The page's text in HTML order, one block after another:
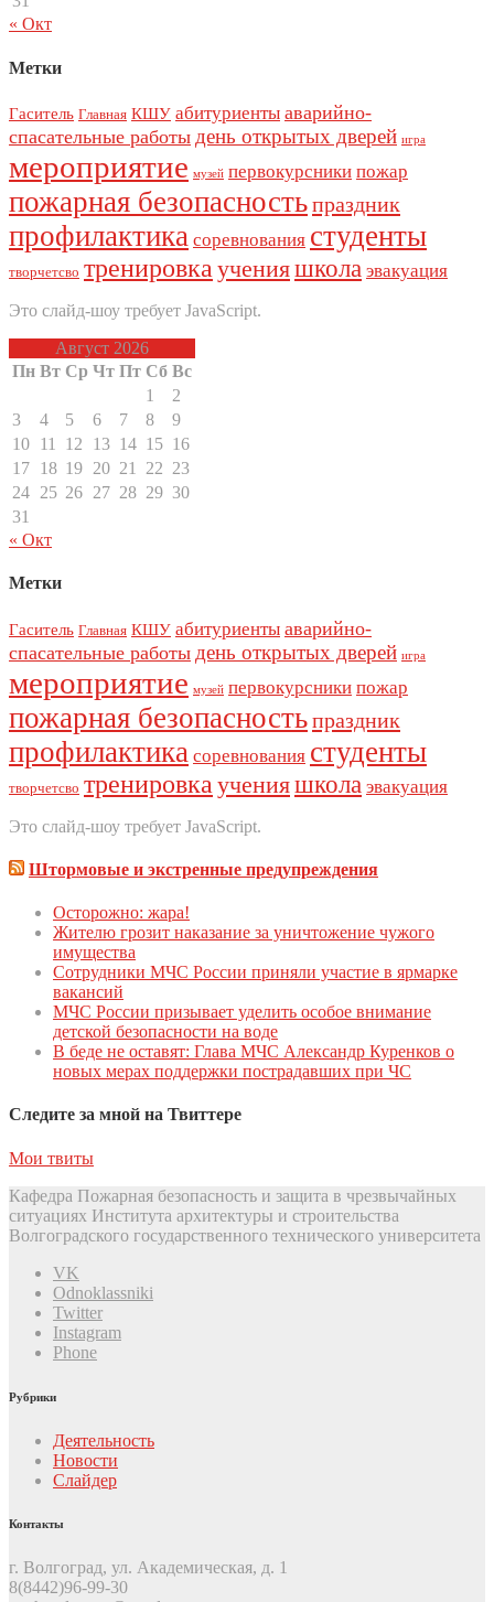
« Окт
Метки
Гаситель Главная КШУ абитуриенты аварийно-
спасательные работы день открытых дверей игра
мероприятие музей первокурсники пожар
пожарная безопасностьпраздник
профилактика соревнования студенты
творчетсво тренировка ученияшкола эвакуация
Это слайд-шоу требует JavaScript.
Август 2026
Пн Вт Ср Чт Пт Сб Вс
1
2
3
4 5 6 7 8
9
10 11 12 13 14 15 16
17 18 19 20 21 22 23
24 25 26 27 28 29 30
31
« Окт
Метки
Гаситель Главная КШУ абитуриенты аварийно-
спасательные работы день открытых дверей игра
мероприятие музей первокурсники пожар
пожарная безопасностьпраздник
профилактика соревнования студенты
творчетсво тренировка ученияшкола эвакуация
Это слайд-шоу требует JavaScript.
Штормовые и экстренные предупреждения
Осторожно: жара!
Жителю грозит наказание за уничтожение чужого
имущества
Сoтрудники МЧС Рoссии приняли участие в ярмарке
вакансий
МЧС России призывает уделить особое внимание
детской безопасности на воде
В беде не оставят: Глава МЧС Александр Куренков о
новых мерах поддержки пострадавших при ЧС
Следите за мной на Твиттере
Мои твиты
Кафедра Пожарная безопасность и защита в чрезвычайных
ситуациях Института архитектуры и строительства
Волгоградского государственного технического университета
VK
Odnoklassniki
Twitter
Instagram
Phone
Рубрики
Деятельность
Новости
Слайдер
Контакты
г. Волгоград, ул. Академическая, д. 1
8(8442)96-99-30